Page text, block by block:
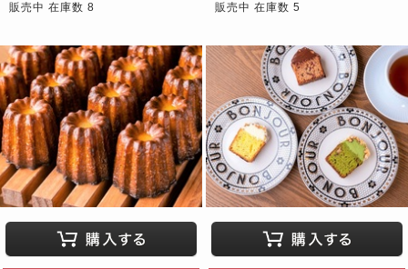
販売中 在庫数 8 販売中 在庫数 5